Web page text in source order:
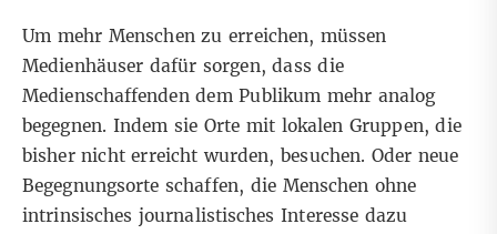
Um mehr Menschen zu erreichen, müssen
Medienhäuser dafür sorgen, dass die
Medienschaffenden dem Publikum mehr analog
begegnen. Indem sie Orte mit lokalen Gruppen, die
bisher nicht erreicht wurden, besuchen. Oder neue
Begegnungsorte schaffen, die Menschen ohne
intrinsisches journalistisches Interesse dazu